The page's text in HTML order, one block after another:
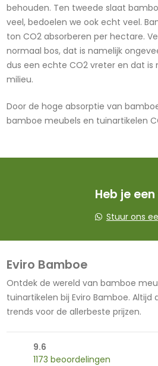
behouden. Ten tweede slaat
veel, bedoelen we ook echt veel.
ton CO2 absorberen per hectare.
normaal bos, dat is namelijk
dus een echte CO2 vreter en dat is
milieu.
Door de hoge absorptie van
bamboe meubels en tuinartikelen
Heb je
Stuur ons
Eviro Bamboe
Ontdek de wereld van bamboe
tuinartikelen bij Eviro Bamboe.
trends voor de allerbeste prijzen.
9.6
1173 beoordelingen